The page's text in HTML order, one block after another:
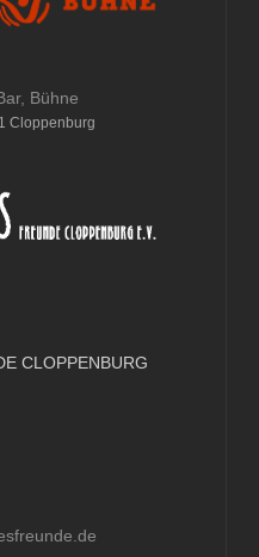
Bühne
Cloppenburg
CLOPPENBURG